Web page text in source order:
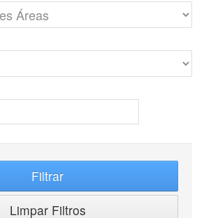
Filtrar
Limpar Filtros